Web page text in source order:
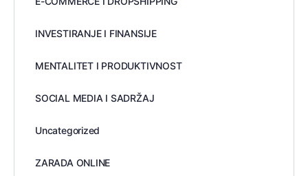
INVESTIRANJE I FINANSIJE
MENTALITET I PRODUKTIVNOST
SOCIAL MEDIA I SADRŽAJ
Uncategorized
ZARADA ONLINE